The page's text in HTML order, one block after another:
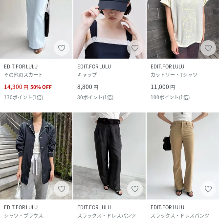
EDIT.FOR LULU
その他のスカート
14,300 円 50%OFF
130ポイント(1倍)
EDIT.FOR LULU
キャップ
8,800 円
80ポイント(1倍)
EDIT.FOR LULU
カットソー・Tシャツ
11,000 円
100ポイント(1倍)
EDIT.FOR LULU
シャツ・ブラウス
EDIT.FOR LULU
スラックス・ドレスパンツ
EDIT.FOR LULU
スラックス・ドレスパンツ